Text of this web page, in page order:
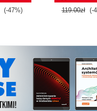
(-47%) 119.00zł (-